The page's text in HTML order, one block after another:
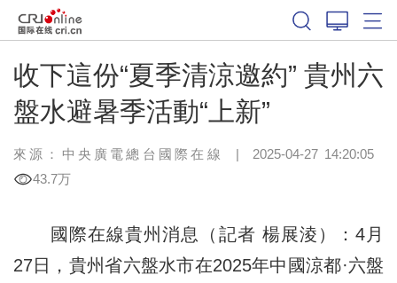
收下這份“夏季清涼邀約” 貴州六
盤水避暑季活動“上新”
來源：中央廣電總台國際在線 | 2025-04-27 14:20:05
43.7万
國際在線貴州消息（記者 楊展淩）：4月
27日，貴州省六盤水市在2025年中國涼都·六盤